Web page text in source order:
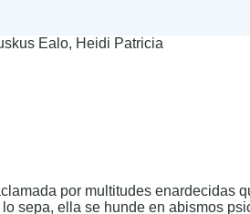
Ealo, Heidi Patricia
por multitudes enardecidas
sepa, ella se hunde en abismos